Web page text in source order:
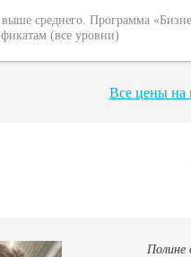
среднего. Программа
(все уровни)
Все цены на
Полине